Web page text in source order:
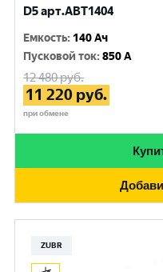
D5 арт.ABT1404
Емкость: 140 Ач
Пусковой ток:850 A
12 480руб.
11 220 руб.
при обмене
ZUBR